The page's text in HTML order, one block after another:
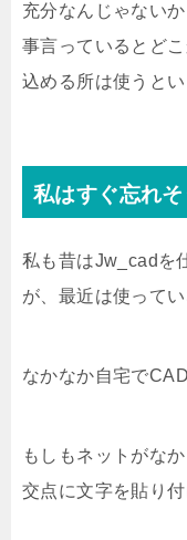
充分なんじゃない
事言っているとど
込める所は使うと
私はすぐ忘れそ
私も昔はJw_cadを
が、最近は使ってい
なかなか自宅で
もしもネットがな
交点に文字を貼り